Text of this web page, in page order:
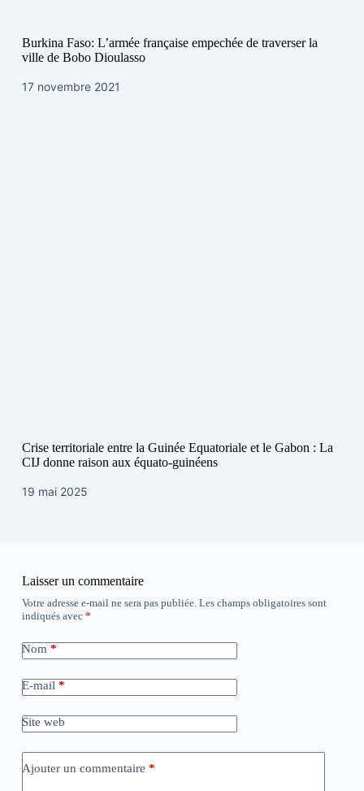
Burkina Faso: L’armée française empechée de traverser la
ville de Bobo Dioulasso
17 novembre 2021
Crise territoriale entre la Guinée Equatoriale et le Gabon : La
CIJ donne raison aux équato-guinéens
19 mai 2025
Laisser un commentaire
Votre adresse e-mail ne sera pas publiée. Les champs obligatoires sont
indiqués avec *
Nom *
E-mail *
Site web
Ajouter un commentaire *